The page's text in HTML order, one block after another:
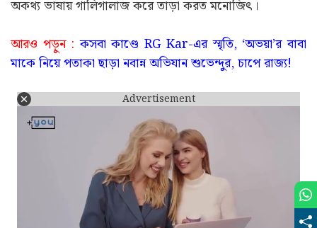
অকথ্য ভাষায় গালিগালাজ করে তাড়া করত মনোজিৎ।
আরও পড়ুন :কসবা কাণ্ডে RG Kar-এর স্মৃতি, ‘অভয়া’র বাবা
মাকে নিয়ে পতাকা ছাড়া নবান্ন অভিযান শুভেন্দুর, চাপে রাজ্য!
Advertisement